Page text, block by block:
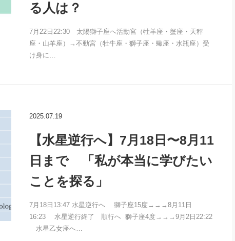
る人は？
7月22日22:30 太陽獅子座へ活動宮（牡羊座・蟹座・天秤
座・山羊座）→不動宮（牡牛座・獅子座・蠍座・水瓶座）受
け身に…
2025.07.19
【水星逆行へ】7月18日〜8月11
日まで 「私が本当に学びたい
ことを探る」
7月18日13:47 水星逆行へ 獅子座15度→→→8月11日
16:23 水星逆行終了 順行へ 獅子座4度→→→9月2日22:22
水星乙女座へ…